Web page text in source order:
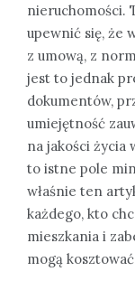
nieruchomości.
upewnić się, że
z umową, z
jest to jednak
dokumentów,
umiejętność
na jakości
to istne pole
właśnie ten
każdego, kto
mieszkania i
mogą